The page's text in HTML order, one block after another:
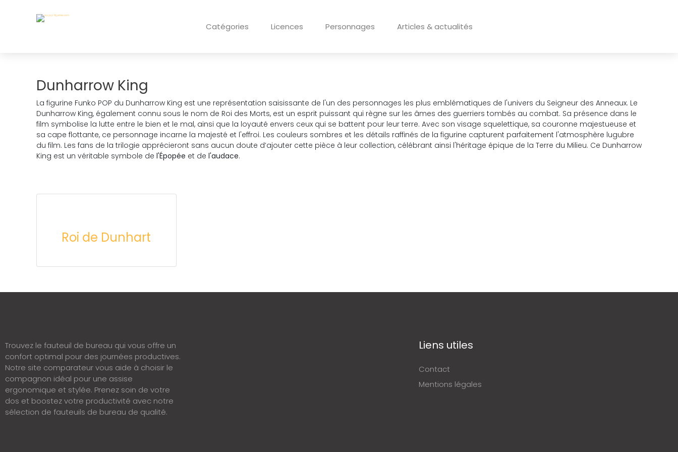
Catégories Licences Personnages Articles & actualités
Dunharrow King
La figurine Funko POP du Dunharrow King est une représentation saisissante de l'un des personnages les plus emblématiques de l'univers du Seigneur des Anneaux. Le
Dunharrow King, également connu sous le nom de Roi des Morts, est un esprit puissant qui règne sur les âmes des guerriers tombés au combat. Sa présence dans le
film symbolise la lutte entre le bien et le mal, ainsi que la loyauté envers ceux qui se battent pour leur terre. Avec son visage squelettique, sa couronne majestueuse et
sa cape flottante, ce personnage incarne la majesté et l'effroi. Les couleurs sombres et les détails raffinés de la figurine capturent parfaitement l'atmosphère lugubre
du film. Les fans de la trilogie apprécieront sans aucun doute d’ajouter cette pièce à leur collection, célébrant ainsi l'héritage épique de la Terre du Milieu. Ce Dunharrow
King est un véritable symbole de l'Épopée et de l'audace.
Roi de Dunhart
Trouvez le fauteuil de bureau qui vous offre un
confort optimal pour des journées productives.
Notre site comparateur vous aide à choisir le
compagnon idéal pour une assise
ergonomique et stylée. Prenez soin de votre
dos et boostez votre productivité avec notre
sélection de fauteuils de bureau de qualité.
Liens utiles
Contact
Mentions légales